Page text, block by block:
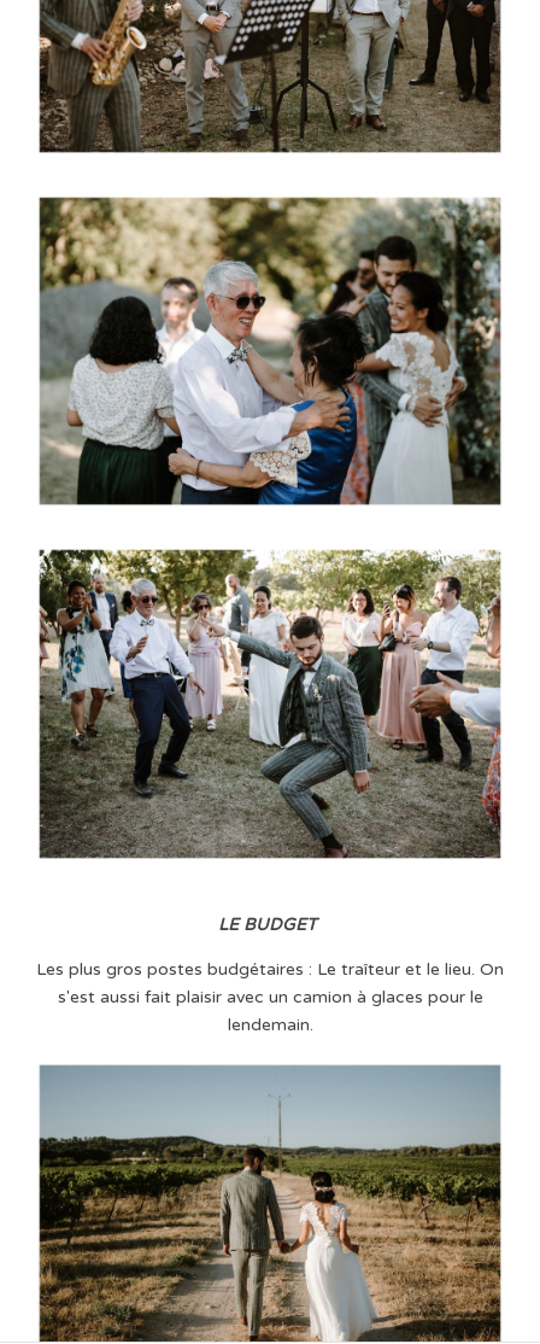
LE BUDGET
Les plus gros postes budgétaires : Le traîteur et le lieu. On
s'est aussi fait plaisir avec un camion à glaces pour le
lendemain.